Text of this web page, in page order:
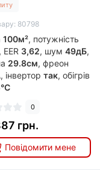
80798
100м², потужність
, EER 3,62, шум 49дБ,
29.8см, фреон
, інвертор так, обігрів
0
грн.
Повідомити мене